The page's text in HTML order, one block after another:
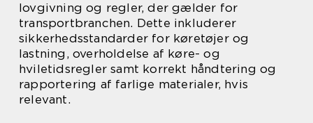
lovgivning og regler, der gælder for
transportbranchen. Dette inkluderer
sikkerhedsstandarder for køretøjer og
lastning, overholdelse af køre- og
hviletidsregler samt korrekt håndtering og
rapportering af farlige materialer, hvis
relevant.